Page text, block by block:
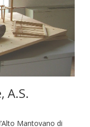
A.S.
Mantovano di